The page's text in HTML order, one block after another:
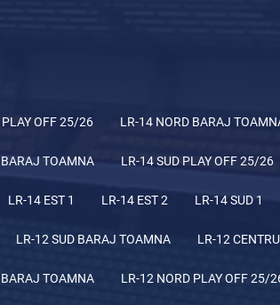
PLAY OFF 25/26 LR-14 NORD BARAJ
TOAMNA LR-14 SUD PLAY OFF 25/26
LR-14 EST 1 LR-14 EST 2 LR-14 SUD 1
LR-12 SUD BARAJ TOAMNA LR-12
TOAMNA LR-12 NORD PLAY OFF 25/